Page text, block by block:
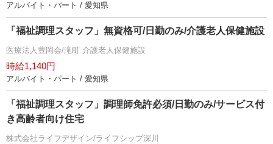
アルバイト・パート / 愛知県
「福祉調理スタッフ」無資格可/日勤のみ/介護老人保健施設
医療法人豊岡会/滝町 介護老人保健施設
時給1,140円
アルバイト・パート / 愛知県
「福祉調理スタッフ」調理師免許必須/日勤のみ/サービス付
き高齢者向け住宅
株式会社ライフデザイン/ライフシップ深川